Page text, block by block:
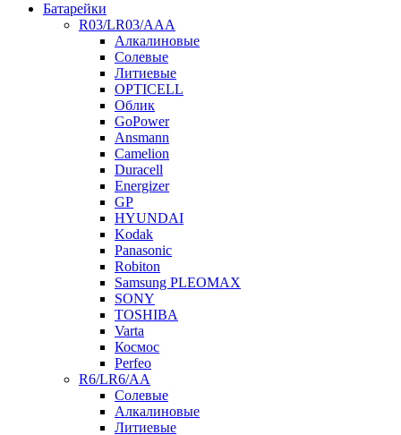
Батарейки
R03/LR03/AAA
Алкалиновые
Солевые
Литиевые
OPTICELL
Облик
GoPower
Ansmann
Camelion
Duracell
Energizer
GP
HYUNDAI
Kodak
Panasonic
Robiton
Samsung PLEOMAX
SONY
TOSHIBA
Varta
Космос
Perfeo
R6/LR6/AA
Солевые
Алкалиновые
Литиевые